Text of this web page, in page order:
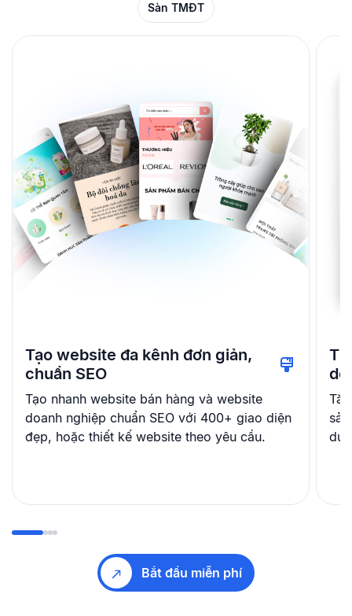
Sàn TMĐT
Tạo website đa kênh đơn giản,
chuẩn SEO
Tạo nhanh website bán hàng và website
doanh nghiệp chuẩn SEO với 400+ giao diện
đẹp, hoặc thiết kế website theo yêu cầu.
dễ
Bắt đầu miễn phí